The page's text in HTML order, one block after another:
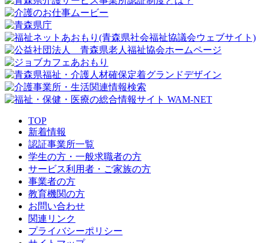
TOP
新着情報
認証事業所一覧
学生の方・一般求職者の方
サービス利用者・ご家族の方
事業者の方
教育機関の方
お問い合わせ
関連リンク
プライバシーポリシー